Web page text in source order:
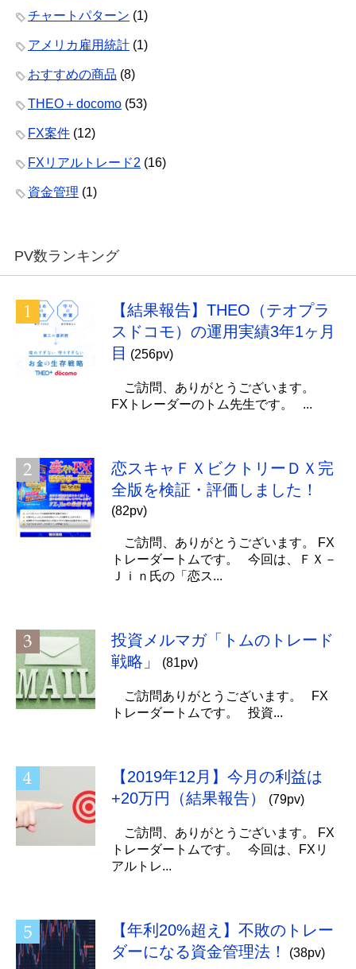
チャートパターン (1)
アメリカ雇用統計 (1)
おすすめの商品 (8)
THEO＋docomo (53)
FX案件 (12)
FXリアルトレード2 (16)
資金管理 (1)
PV数ランキング
【結果報告】THEO（テオプラ
スドコモ）の運用実績3年1ヶ月
目 (256pv)
ご訪問、ありがとうございます。
FXトレーダーのトム先生です。 ...
恋スキャＦＸビクトリーＤＸ完
全版を検証・評価しました！
(82pv)
ご訪問、ありがとうございます。 FX
トレーダートムです。 今回は、ＦＸ－
Ｊｉｎ氏の「恋ス...
投資メルマガ「トムのトレード
戦略」
(81pv)
ご訪問ありがとうございます。 FX
トレーダートムです。 投資...
【2019年12月】今月の利益は
+20万円（結果報告）
(79pv)
ご訪問、ありがとうございます。 FX
トレーダートムです。 今回は、FXリ
アルトレ...
【年利20%超え】不敗のトレー
ダーになる資金管理法！
(38pv)